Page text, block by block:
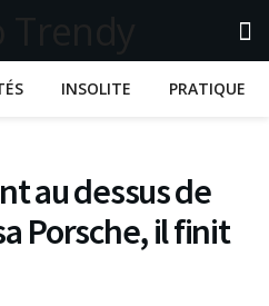
INSOLITE PRATIQUE
au dessus de
Porsche, il finit